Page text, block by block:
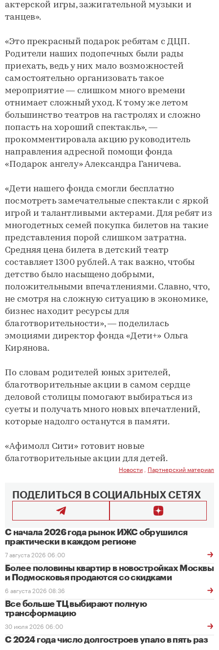
актерской игры, зажигательной музыки и
танцев».
«Это прекрасный подарок ребятам с ДЦП.
Родители наших подопечных были рады
приехать, ведь у них мало возможностей
самостоятельно организовать такое
мероприятие — слишком много времени
отнимает сложный уход. К тому же летом
большинство театров на гастролях и сложно
попасть на хороший спектакль», —
прокомментировала акцию руководитель
направления адресной помощи фонда
«Подарок ангелу» Александра Ганичева.
«Дети нашего фонда смогли бесплатно
посмотреть замечательные спектакли с яркой
игрой и талантливыми актерами. Для ребят из
многодетных семей покупка билетов на такие
представления порой слишком затратна.
Средняя цена билета в детский театр
составляет 1300 рублей. А так важно, чтобы
детство было насыщено добрыми,
положительными впечатлениями. Славно, что,
не смотря на сложную ситуацию в экономике,
бизнес находит ресурсы для
благотворительности», — поделилась
эмоциями директор фонда «Дети+» Ольга
Кирянова.
По словам родителей юных зрителей,
благотворительные акции в самом сердце
деловой столицы помогают выбираться из
суеты и получать много новых впечатлений,
которые надолго останутся в памяти.
«Афимолл Сити» готовит новые
благотворительные акции для детей.
Новости Партнерский материал
ПОДЕЛИТЬСЯ В СОЦИАЛЬНЫХ СЕТЯХ
С начала 2026 года рынок ИЖС обрушился
практически в каждом регионе
7 августа 2026 06:00
Более половины квартир в новостройках Москвы
и Подмосковья продаются со скидками
6 августа 2026 08:36
Все больше ТЦ выбирают полную
трансформацию
30 июля 2026 06:00
С 2024 года число долгостроев упало в пять раз